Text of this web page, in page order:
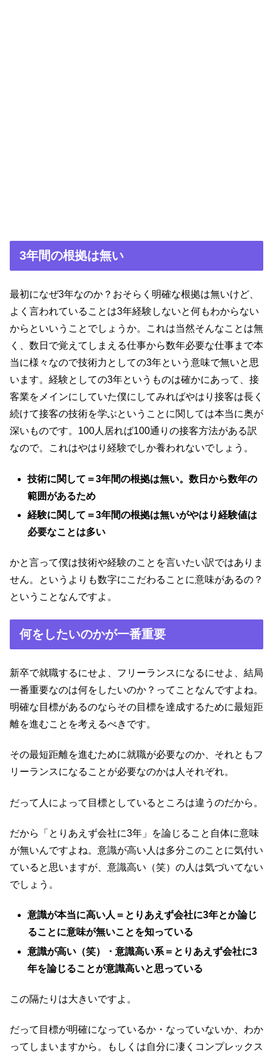
3年間の根拠は無い
最初になぜ3年なのか？おそらく明確な根拠は無いけど、
よく言われていることは3年経験しないと何もわからない
からといいうことでしょうか。これは当然そんなことは無
く、数日で覚えてしまえる仕事から数年必要な仕事まで本
当に様々なので技術力としての3年という意味で無いと思
います。経験としての3年というものは確かにあって、接
客業をメインにしていた僕にしてみればやはり接客は長く
続けて接客の技術を学ぶということに関しては本当に奥が
深いものです。100人居れば100通りの接客方法がある訳
なので。これはやはり経験でしか養われないでしょう。
技術に関して＝3年間の根拠は無い。数日から数年の
範囲があるため
経験に関して＝3年間の根拠は無いがやはり経験値は
必要なことは多い
かと言って僕は技術や経験のことを言いたい訳ではありま
せん。というよりも数字にこだわることに意味があるの？
ということなんですよ。
何をしたいのかが一番重要
新卒で就職するにせよ、フリーランスになるにせよ、結局
一番重要なのは何をしたいのか？ってことなんですよね。
明確な目標があるのならその目標を達成するために最短距
離を進むことを考えるべきです。
その最短距離を進むために就職が必要なのか、それともフ
リーランスになることが必要なのかは人それぞれ。
だって人によって目標としているところは違うのだから。
だから「とりあえず会社に3年」を論じること自体に意味
が無いんですよね。意識が高い人は多分このことに気付い
ていると思いますが、意識高い（笑）の人は気づいてない
でしょう。
意識が本当に高い人＝とりあえず会社に3年とか論じ
ることに意味が無いことを知っている
意識が高い（笑）・意識高い系＝とりあえず会社に3
年を論じることが意識高いと思っている
この隔たりは大きいですよ。
だって目標が明確になっているか・なっていないか、わか
ってしまいますから。もしくは自分に凄くコンプレックス